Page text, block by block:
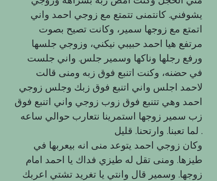
يشوفني. كانتمنى تتمتع مع زوجي احمد واني
اتمتع مع زوجها سمير، وكانت تصيح بصوت
مرتفع هيا احمد حبيبي نيكني، وزوجي جلسها
ورفع رجلها وناكها وسمير جلس. واني جلست
في حضنه، وكنت اتنبع فوق زبه ومنى قالت
لاحمد اجلس واني اتنبع فوق زبك وجلس زوجي
احمد وهي تتنبع فوق زوب زوجي واني اتنبع فوق
زب سمير زوجها استمرينا نتعارب حوالي ساعه
لما تعبنا. وارتحنا. قليل .
وكان زوجي احمد يتوعد منى انه بيعربها في
طيزها. ومنى تقل له طيزي فداك يا احمد امام
زوجها. وسمير قال وانتي يا تغريد تشتي اعربك